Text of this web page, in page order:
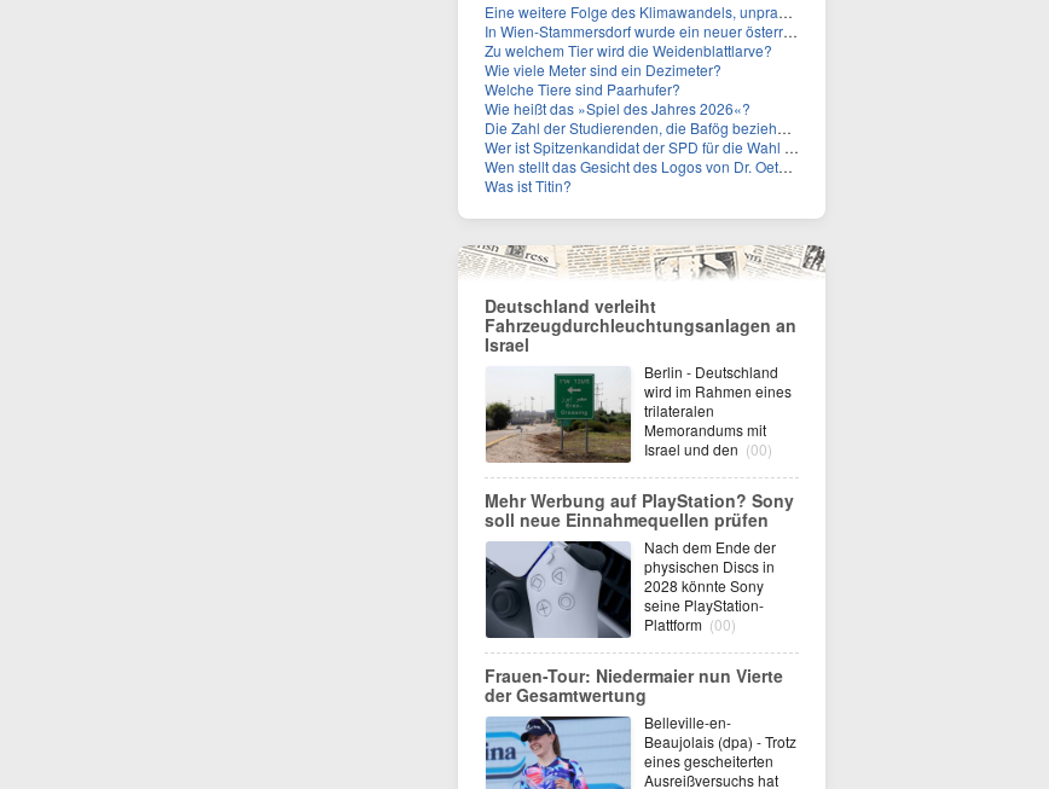
Eine weitere Folge des Klimawandels, unpraktisch für Urlauber: Wo fehlt mittlerweile sogar das Trinkwasser?
In Wien-Stammersdorf wurde ein neuer österreichischer Temperaturrekord gemessen. Wie hoch war die Temperatur?
Zu welchem Tier wird die Weidenblattlarve?
Wie viele Meter sind ein Dezimeter?
Welche Tiere sind Paarhufer?
Wie heißt das »Spiel des Jahres 2026«?
Die Zahl der Studierenden, die Bafög beziehen, sinkt. Woran liegt das?
Wer ist Spitzenkandidat der SPD für die Wahl zum Berliner Abgeordnetenhaus im September 2026?
Wen stellt das Gesicht des Logos von Dr. Oetker dar?
Was ist Titin?
Deutschland verleiht
Fahrzeugdurchleuchtungsanlagen an
Israel
Berlin - Deutschland
wird im Rahmen eines
trilateralen
Memorandums mit
Israel und den (00)
Mehr Werbung auf PlayStation? Sony
soll neue Einnahmequellen prüfen
Nach dem Ende der
physischen Discs in
2028 könnte Sony
seine PlayStation-
Plattform (00)
Frauen-Tour: Niedermaier nun Vierte
der Gesamtwertung
Belleville-en-
Beaujolais (dpa) - Trotz
eines gescheiterten
Ausreißversuchs hat